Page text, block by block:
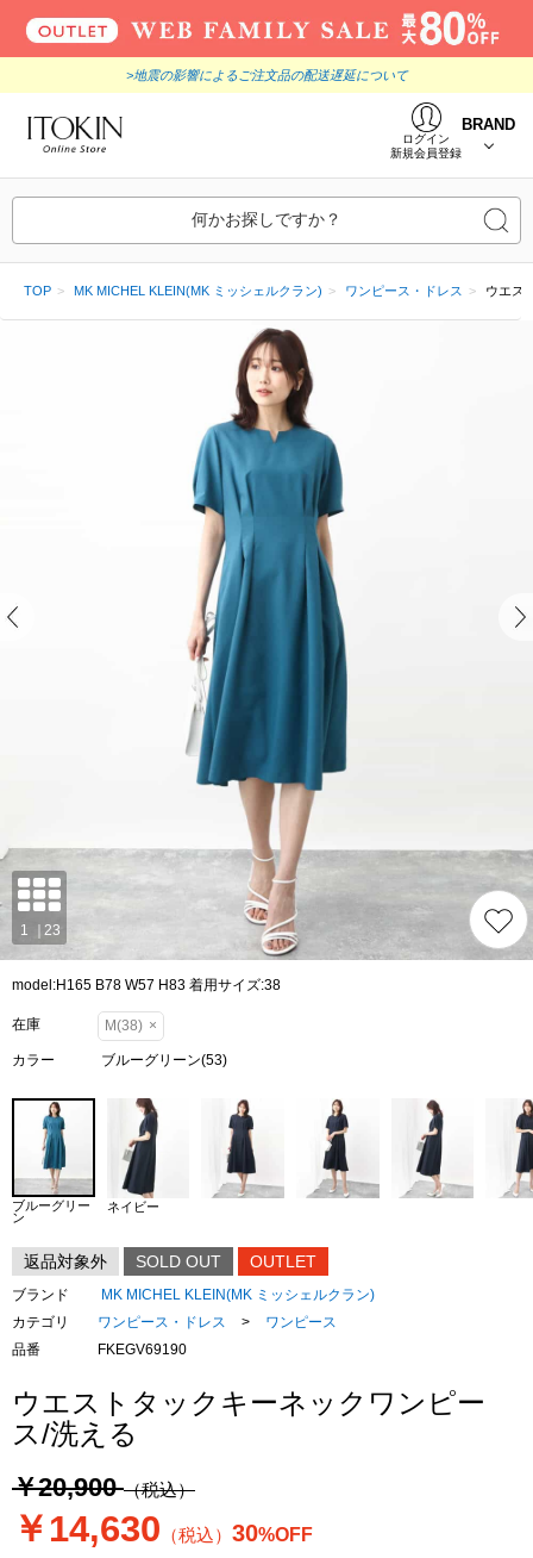
>地震の影響によるご注文品の配送遅延について
ログイン
新規会員登録
BRAND
何かお探しですか？
TOP MK MICHEL KLEIN(MK ミッシェルクラン) ワンピース・ドレス ウエス
model:H165 B78 W57 H83 着用サイズ:38
在庫 M(38) ×
カラー ブルーグリーン(53)
ブルーグリー
ン
ネイビー
返品対象外 SOLD OUT OUTLET
ブランド
MK MICHEL KLEIN(MK ミッシェルクラン)
カテゴリ
ワンピース・ドレス >
ワンピース
品番
FKEGV69190
ウエストタックキーネックワンピー
ス/洗える
￥20,900（税込）
￥14,630 （税込） 30%OFF